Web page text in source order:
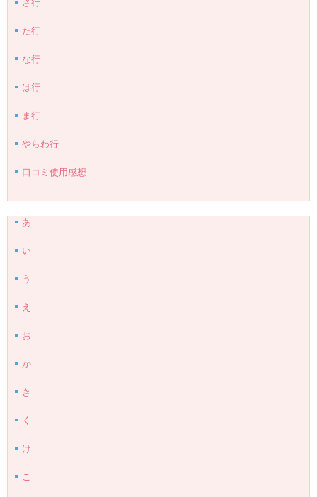
さ行
た行
な行
は行
ま行
やらわ行
口コミ使用感想
あ
い
う
え
お
か
き
く
け
こ